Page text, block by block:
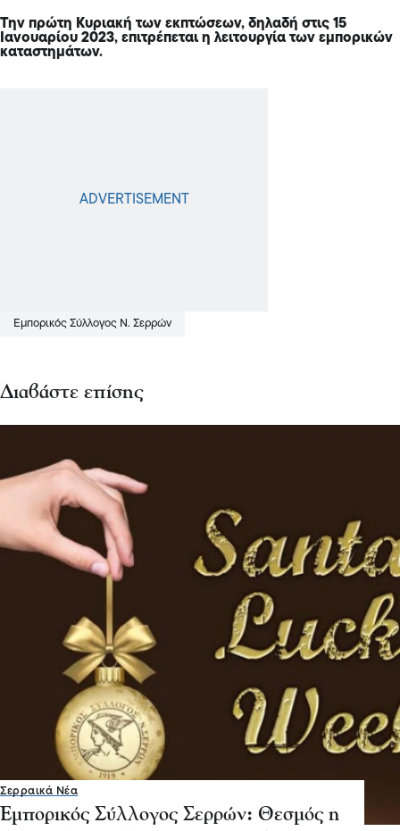
Την πρώτη Κυριακή των εκπτώσεων, δηλαδή στις 15
Ιανουαρίου 2023, επιτρέπεται η λειτουργία των εμπορικών
καταστημάτων.
Εμπορικός Σύλλογος Ν. Σερρών
Διαβάστε επίσης
Σερραικά Νέα
Εμπορικός Σύλλογος Σερρών: Θεσμός η